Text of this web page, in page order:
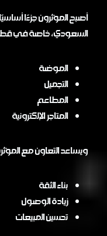
أصبح المؤثرون جزءًا
السعودي، خاصة في
الموضة
التجميل
المطاعم
المتاجر الإلكترونية
ويساعد التعاون مع
بناء الثقة
زيادة الوصول
تحسين المبيعات